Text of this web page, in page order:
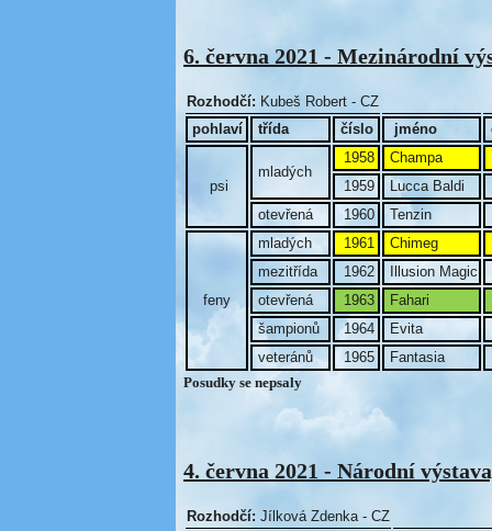
6. června 2021 - Mezinárodní
Rozhodčí: Kubeš Robert - CZ
pohlaví
třída číslo jméno
psi
mladých
1958 Champa
1959
Lucca Baldi
otevřená
1960 Tenzin
feny
mladých 1961 Chimeg
mezitřída
1962 Illusion Magic
otevřená
1963 Fahari
šampionů
1964 Evita
veteránů
1965 Fantasia
Posudky se nepsaly
4. června 2021 - Národní
Rozhodčí: Jílková Zdenka - CZ